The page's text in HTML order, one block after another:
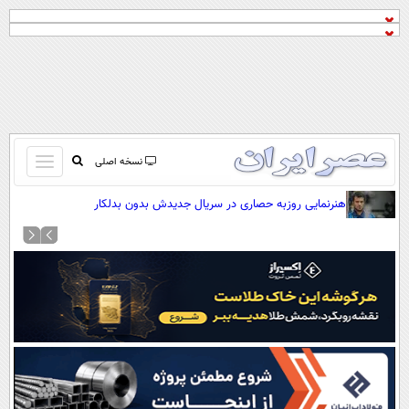
نسخه اصلی
باز
و
کردن
صفحه اول
آرشیو
نظرسنجی
آب و هوا
اوقات شرعی
سواد زندگی
هنرنمایی روزبه حصاری در سریال جدیدش بدون بدلکار